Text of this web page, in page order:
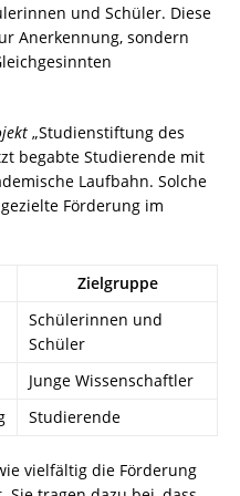
und Schüler. Diese
Anerkennung, sondern
„Studienstiftung des
begabte Studierende mit
Laufbahn. Solche
Förderung im
Zielgruppe
Schülerinnen und
Schüler
Junge Wissenschaftler
Studierende
vielfältig die Förderung